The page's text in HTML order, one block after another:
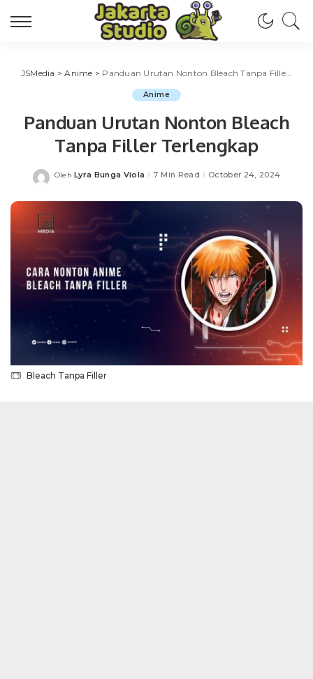
JSMedia >Anime > Panduan Urutan Nonton Bleach Tanpa Filler Terlengkap
Anime
Panduan Urutan Nonton Bleach
Tanpa Filler Terlengkap
Posted
Oleh Lyra Bunga Viola 7 Min Read October 24, 2024
Bleach Tanpa Filler